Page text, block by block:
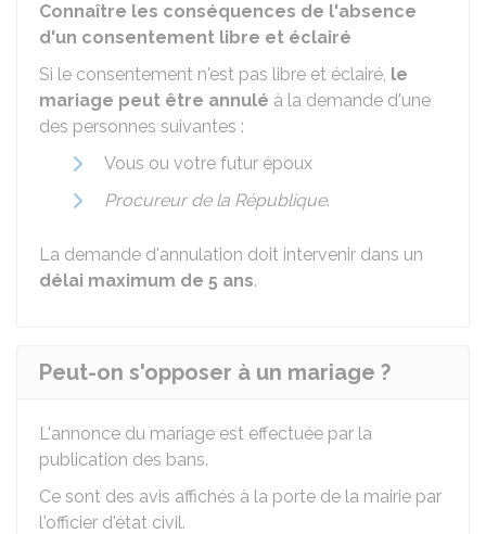
Connaître les conséquences de l'absence
d'un consentement libre et éclairé
Si le consentement n'est pas libre et éclairé, le
mariage peut être annulé à la demande d'une
des personnes suivantes :
Vous ou votre futur époux
Procureur de la République.
La demande d'annulation doit intervenir dans un
délai maximum de 5 ans.
Peut-on s'opposer à un mariage ?
L'annonce du mariage est effectuée par la
publication des bans.
Ce sont des avis affichés à la porte de la mairie par
l'officier d'état civil.